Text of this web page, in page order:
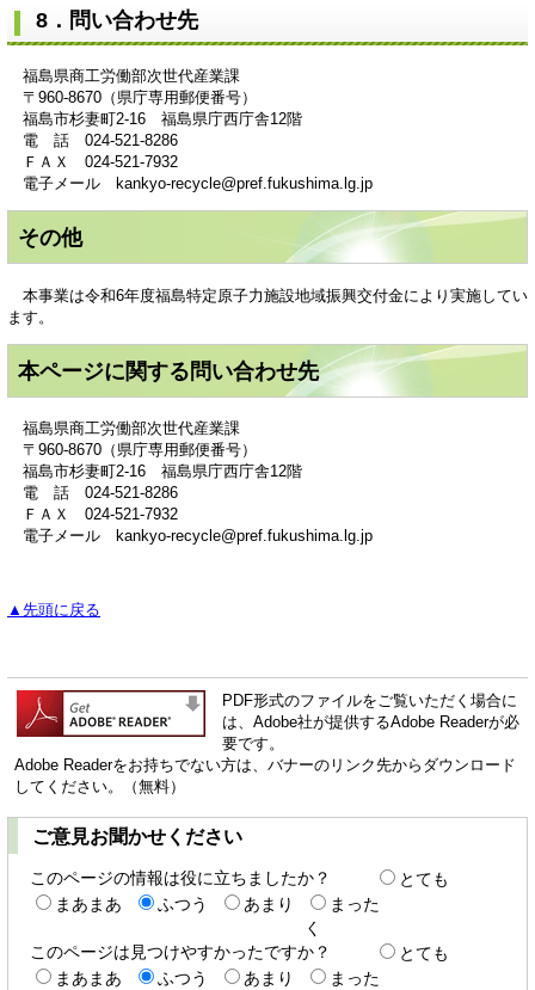
8．問い合わせ先
福島県商工労働部次世代産業課
〒960-8670（県庁専用郵便番号）
福島市杉妻町2-16 福島県庁西庁舎12階
電 話 024-521-8286
ＦＡＸ 024-521-7932
電子メール kankyo-recycle@pref.fukushima.lg.jp​
その他
本事業は令和6年度福島特定原子力施設地域振興交付金により実施してい
ます。
本ページに関する問い合わせ先
福島県商工労働部次世代産業課
〒960-8670（県庁専用郵便番号）
福島市杉妻町2-16 福島県庁西庁舎12階
電 話 024-521-8286
ＦＡＸ 024-521-7932
電子メール kankyo-recycle@pref.fukushima.lg.jp​
▲先頭に戻る
PDF形式のファイルをご覧いただく場合に
は、Adobe社が提供するAdobe Readerが必
要です。
Adobe Readerをお持ちでない方は、バナーのリンク先からダウンロード
してください。（無料）
ご意見お聞かせください
このページの情報は役に立ちましたか？
とても
まあまあ
ふつう あまり
まった
く
このページは見つけやすかったですか？
とても
まあまあ
ふつう あまり
まった